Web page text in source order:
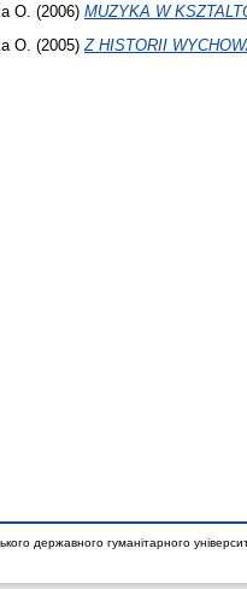
O. (2006) MUZYKA W
O. (2005) Z HISTORII
державного гуманітарного